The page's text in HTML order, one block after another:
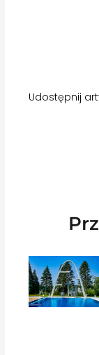
Udostępnij